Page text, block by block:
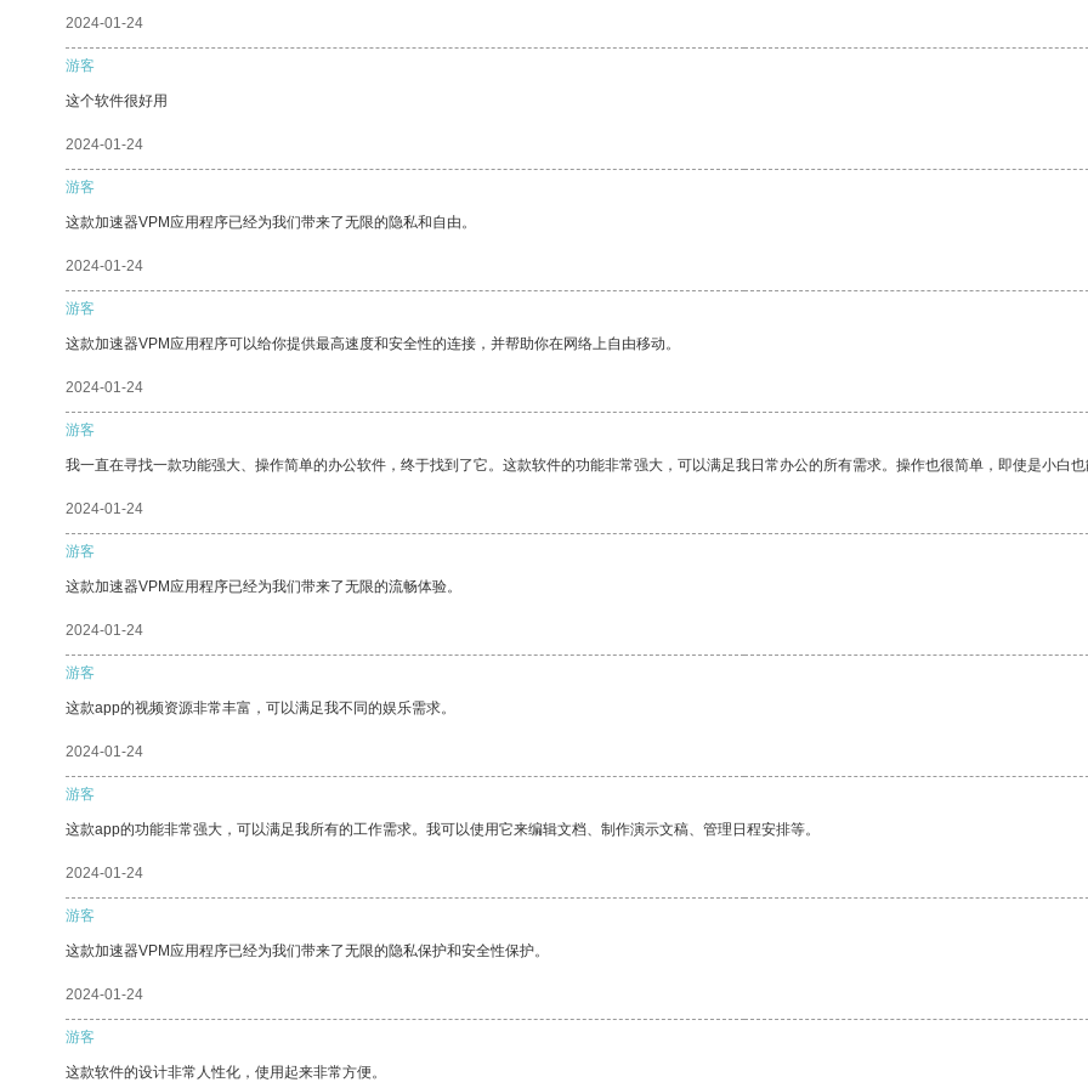
2024-01-24
游客
这个软件很好用
2024-01-24
游客
这款加速器VPM应用程序已经为我们带来了无限的隐私和自由。
2024-01-24
游客
这款加速器VPM应用程序可以给你提供最高速度和安全性的连接，并帮助你在网络上自由移动。
2024-01-24
游客
我一直在寻找一款功能强大、操作简单的办公软件，终于找到了它。这款软件的功能非常强大，可以满足我日常办公的所有需求。操作也很简单，即使是小白
2024-01-24
游客
这款加速器VPM应用程序已经为我们带来了无限的流畅体验。
2024-01-24
游客
这款app的视频资源非常丰富，可以满足我不同的娱乐需求。
2024-01-24
游客
这款app的功能非常强大，可以满足我所有的工作需求。我可以使用它来编辑文档、制作演示文稿、管理日程安排等。
2024-01-24
游客
这款加速器VPM应用程序已经为我们带来了无限的隐私保护和安全性保护。
2024-01-24
游客
这款软件的设计非常人性化，使用起来非常方便。